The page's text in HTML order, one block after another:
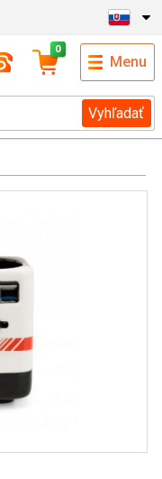
Vyhľadať
0
Menu